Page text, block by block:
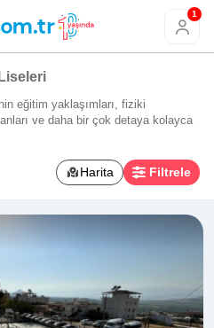
1
eğitim yaklaşımları, fiziki
ve daha bir çok detaya kolayca
Harita Filtrele